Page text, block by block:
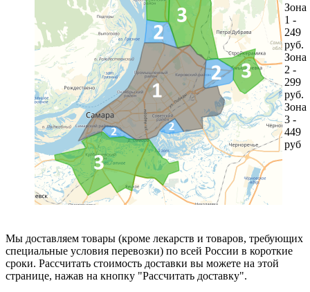
Зона
1 -
249
руб.
Зона
2 -
299
руб.
Зона
3 -
449
руб
Мы доставляем товары (кроме лекарств и товаров, требующих
специальные условия перевозки) по всей России в короткие
сроки. Рассчитать стоимость доставки вы можете на этой
странице, нажав на кнопку "Рассчитать доставку".